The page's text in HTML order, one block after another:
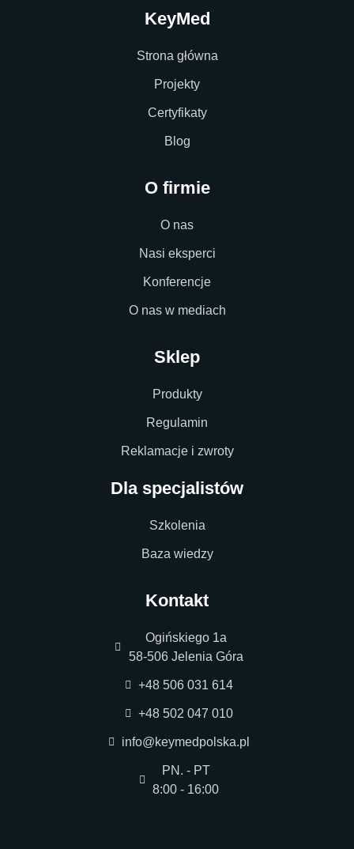
KeyMed
Strona główna
Projekty
Certyfikaty
Blog
O firmie
O nas
Nasi eksperci
Konferencje
O nas w mediach
Sklep
Produkty
Regulamin
Reklamacje i zwroty
Dla specjalistów
Szkolenia
Baza wiedzy
Kontakt
Ogińskiego 1a
58-506 Jelenia Góra
+48 506 031 614
+48 502 047 010
info@keymedpolska.pl
PN. - PT
8:00 - 16:00